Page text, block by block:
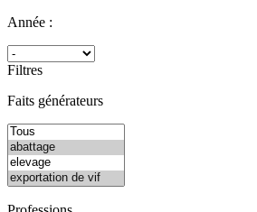
Année :
Filtres
Faits générateurs